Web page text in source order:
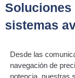
sistemas
Desde las
navegación de
potencia, nuestras